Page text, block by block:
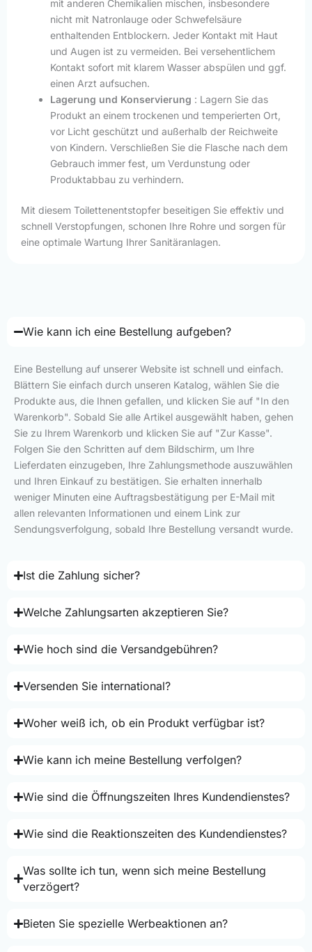
mit anderen Chemikalien mischen, insbesondere
nicht mit Natronlauge oder Schwefelsäure
enthaltenden Entblockern. Jeder Kontakt mit Haut
und Augen ist zu vermeiden. Bei versehentlichem
Kontakt sofort mit klarem Wasser abspülen und ggf.
einen Arzt aufsuchen.
Lagerung und Konservierung : Lagern Sie das
Produkt an einem trockenen und temperierten Ort,
vor Licht geschützt und außerhalb der Reichweite
von Kindern. Verschließen Sie die Flasche nach dem
Gebrauch immer fest, um Verdunstung oder
Produktabbau zu verhindern.
Mit diesem Toilettenentstopfer beseitigen Sie effektiv und
schnell Verstopfungen, schonen Ihre Rohre und sorgen für
eine optimale Wartung Ihrer Sanitäranlagen.
Wie kann ich eine Bestellung aufgeben?
Eine Bestellung auf unserer Website ist schnell und einfach.
Blättern Sie einfach durch unseren Katalog, wählen Sie die
Produkte aus, die Ihnen gefallen, und klicken Sie auf "In den
Warenkorb". Sobald Sie alle Artikel ausgewählt haben, gehen
Sie zu Ihrem Warenkorb und klicken Sie auf "Zur Kasse".
Folgen Sie den Schritten auf dem Bildschirm, um Ihre
Lieferdaten einzugeben, Ihre Zahlungsmethode auszuwählen
und Ihren Einkauf zu bestätigen. Sie erhalten innerhalb
weniger Minuten eine Auftragsbestätigung per E-Mail mit
allen relevanten Informationen und einem Link zur
Sendungsverfolgung, sobald Ihre Bestellung versandt wurde.
Ist die Zahlung sicher?
Welche Zahlungsarten akzeptieren Sie?
Wie hoch sind die Versandgebühren?
Versenden Sie international?
Woher weiß ich, ob ein Produkt verfügbar ist?
Wie kann ich meine Bestellung verfolgen?
Wie sind die Öffnungszeiten Ihres Kundendienstes?
Wie sind die Reaktionszeiten des Kundendienstes?
Was sollte ich tun, wenn sich meine Bestellung
verzögert?
Bieten Sie spezielle Werbeaktionen an?